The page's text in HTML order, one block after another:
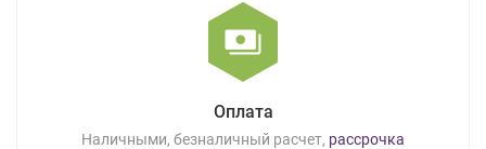
Оплата
Наличными, безналичный расчет, рассрочка